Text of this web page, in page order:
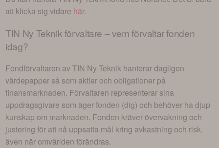
att klicka sig vidare här.
TIN Ny Teknikförvaltare – vem förvaltar fonden
idag?
Fondförvaltaren avTIN Ny Teknik hanterar dagligen
värdepapper så som aktier och obligationer på
finansmarknaden. Förvaltaren representerar sina
uppdragsgivare som äger fonden (dig) och behöver ha djup
kunskap om marknaden. Fonden kräver övervakning och
justering för att nå uppsatta mål kring avkastning och risk,
även när omvärlden förändras.